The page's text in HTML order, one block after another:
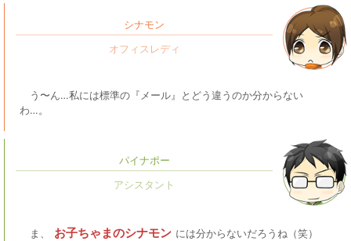
シナモン
う〜ん…私には標準の『メール』とどう違うのか分からない
わ…。
パイナポー
ま、 お子ちゃまのシナモン には分からないだろうね（笑）